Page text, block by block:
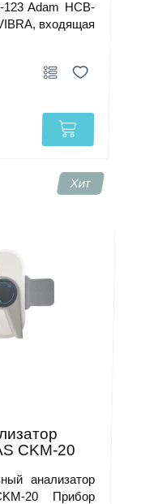
Adam HCB-
входящая
Хит
CKM-20
анализатор
20 Прибор